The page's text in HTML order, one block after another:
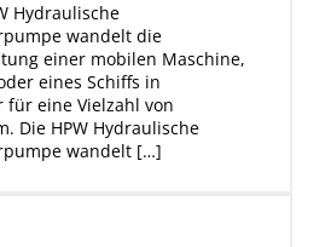
Hydraulische
wandelt die
einer mobilen Maschine,
eines Schiffs in
für eine Vielzahl von
Die HPW Hydraulische
wandelt […]